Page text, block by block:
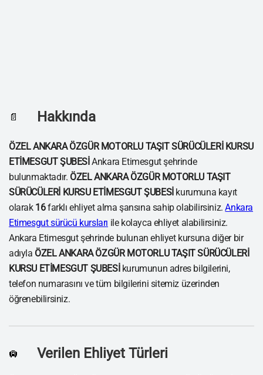
📄 Hakkında
ÖZEL ANKARA ÖZGÜR MOTORLU TAŞIT SÜRÜCÜLERİ KURSU
ETİMESGUT ŞUBESİ Ankara Etimesgut şehrinde
bulunmaktadır. ÖZEL ANKARA ÖZGÜR MOTORLU TAŞIT
SÜRÜCÜLERİ KURSU ETİMESGUT ŞUBESİ kurumuna kayıt
olarak 16farklı ehliyet alma şansına sahip olabilirsiniz.Ankara
Etimesgut sürücü kursları ile kolayca ehliyet alabilirsiniz.
Ankara Etimesgut şehrinde bulunan ehliyet kursuna diğer bir
adıyla ÖZEL ANKARA ÖZGÜR MOTORLU TAŞIT SÜRÜCÜLERİ
KURSU ETİMESGUT ŞUBESİ kurumunun adres bilgilerini,
telefon numarasını ve tüm bilgilerini sitemiz üzerinden
öğrenebilirsiniz.
🛄 Verilen Ehliyet Türleri